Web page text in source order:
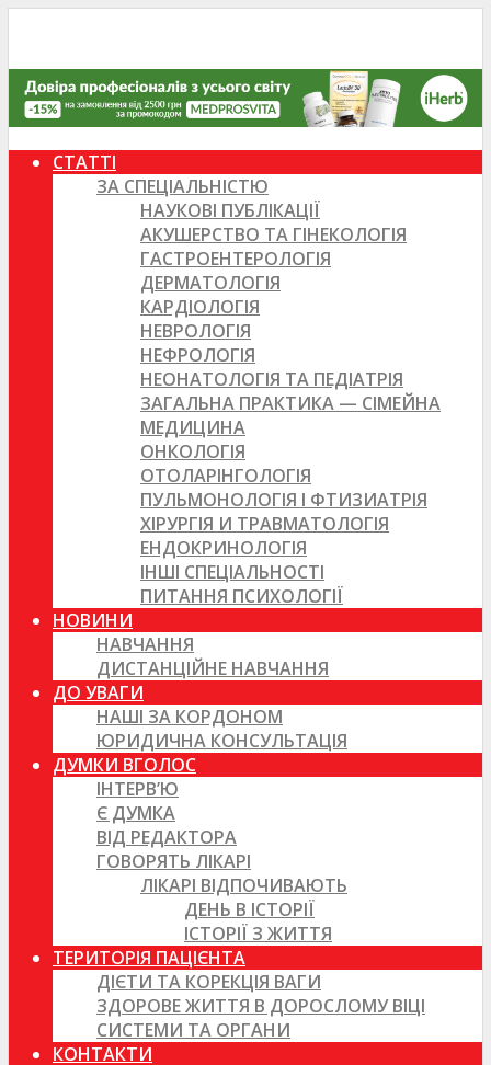
СТАТТІ
ЗА СПЕЦІАЛЬНІСТЮ
НАУКОВІ ПУБЛІКАЦІЇ
АКУШЕРСТВО ТА ГІНЕКОЛОГІЯ
ГАСТРОЕНТЕРОЛОГІЯ
ДЕРМАТОЛОГІЯ
КАРДІОЛОГІЯ
НЕВРОЛОГІЯ
НЕФРОЛОГІЯ
НЕОНАТОЛОГІЯ ТА ПЕДІАТРІЯ
ЗАГАЛЬНА ПРАКТИКА — СІМЕЙНА
МЕДИЦИНА
ОНКОЛОГІЯ
ОТОЛАРІНГОЛОГІЯ
ПУЛЬМОНОЛОГІЯ І ФТИЗИАТРІЯ
ХІРУРГІЯ И ТРАВМАТОЛОГІЯ
ЕНДОКРИНОЛОГІЯ
ІНШІ СПЕЦІАЛЬНОСТІ
ПИТАННЯ ПСИХОЛОГІЇ
НОВИНИ
НАВЧАННЯ
ДИСТАНЦІЙНЕ НАВЧАННЯ
ДО УВАГИ
НАШІ ЗА КОРДОНОМ
ЮРИДИЧНА КОНСУЛЬТАЦІЯ
ДУМКИ ВГОЛОС
ІНТЕРВ’Ю
Є ДУМКА
ВІД РЕДАКТОРА
ГОВОРЯТЬ ЛІКАРІ
ЛІКАРІ ВІДПОЧИВАЮТЬ
ДЕНЬ В ІСТОРІЇ
ІСТОРІЇ З ЖИТТЯ
ТЕРИТОРІЯ ПАЦІЄНТА
ДІЄТИ ТА КОРЕКЦІЯ ВАГИ
ЗДОРОВЕ ЖИТТЯ В ДОРОСЛОМУ ВІЦІ
СИСТЕМИ ТА ОРГАНИ
КОНТАКТИ